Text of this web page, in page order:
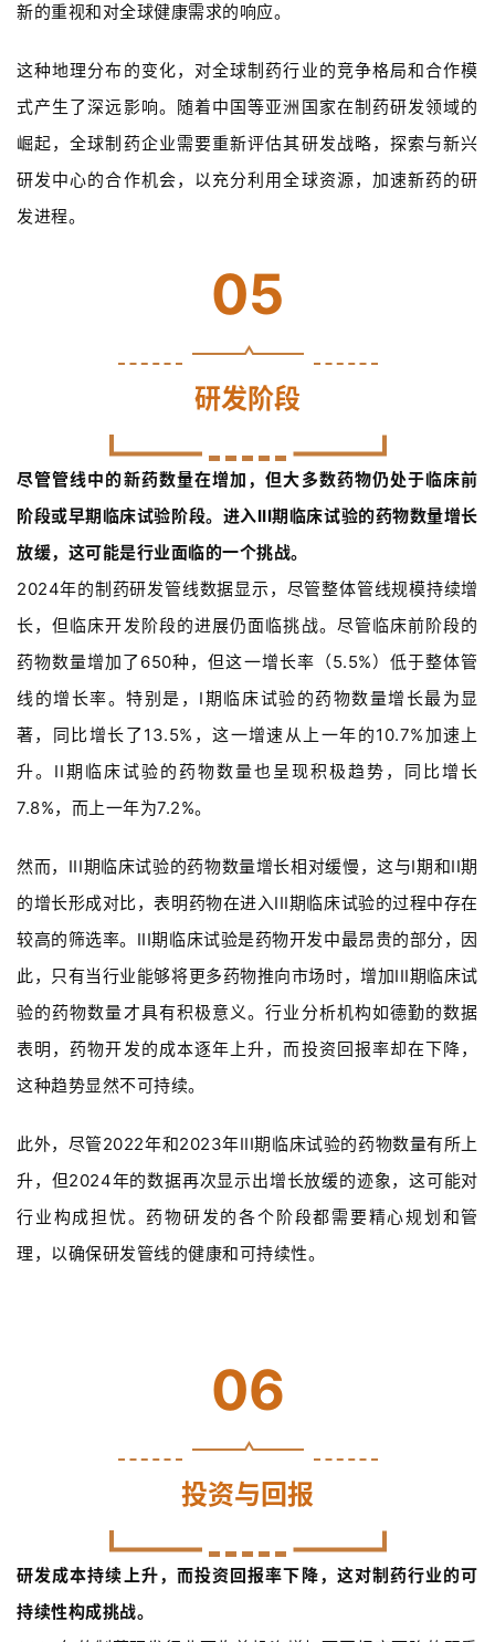
首
资
讯
D
投
新的重视和对全球健康需求的响应。
这种地理分布的变化，对全球制药行业的竞争格局和合作模
式产生了深远影响。随着中国等亚洲国家在制药研发领域的
崛起，全球制药企业需要重新评估其研发战略，探索与新兴
研发中心的合作机会，以充分利用全球资源，加速新药的研
发进程。
05
研发阶段
尽管管线中的新药数量在增加，但大多数药物仍处于临床前
阶段或早期临床试验阶段。进入III期临床试验的药物数量增长
放缓，这可能是行业面临的一个挑战。
2024年的制药研发管线数据显示，尽管整体管线规模持续增
长，但临床开发阶段的进展仍面临挑战。尽管临床前阶段的
药物数量增加了650种，但这一增长率（5.5%）低于整体管
线的增长率。特别是，I期临床试验的药物数量增长最为显
著，同比增长了13.5%，这一增速从上一年的10.7%加速上
升。II期临床试验的药物数量也呈现积极趋势，同比增长
7.8%，而上一年为7.2%。
然而，III期临床试验的药物数量增长相对缓慢，这与I期和II期
的增长形成对比，表明药物在进入III期临床试验的过程中存在
较高的筛选率。III期临床试验是药物开发中最昂贵的部分，因
此，只有当行业能够将更多药物推向市场时，增加III期临床试
验的药物数量才具有积极意义。行业分析机构如德勤的数据
表明，药物开发的成本逐年上升，而投资回报率却在下降，
这种趋势显然不可持续。
此外，尽管2022年和2023年III期临床试验的药物数量有所上
升，但2024年的数据再次显示出增长放缓的迹象，这可能对
行业构成担忧。药物研发的各个阶段都需要精心规划和管
理，以确保研发管线的健康和可持续性。
06
投资与回报
研发成本持续上升，而投资回报率下降，这对制药行业的可
持续性构成挑战。